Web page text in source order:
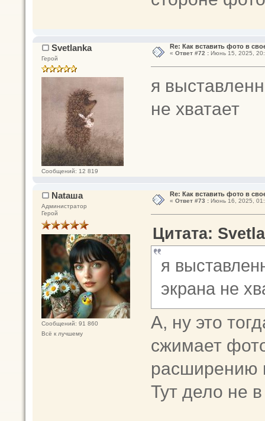
Svetlanka
Герой
Сообщений: 12 819
Re: Как вставить фото в
« Ответ #72 :Июнь 15, 2025,
я
не хватает
Nataшa
Администратор
Герой
Сообщений: 91 860
Всё к лучшему
Re: Как вставить фото в
« Ответ #73 :Июнь 16, 2025,
Цитата:
я
экрана не
А, ну это
сжимает
расширению
Тут дело не